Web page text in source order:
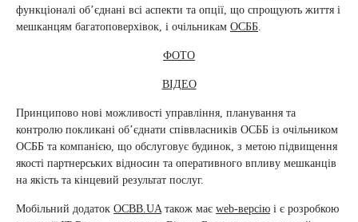
функціоналі об’єднані всі аспекти та опції, що спрощують життя і
мешканцям багатоповерхівок, і очільникам ОСББ.
ФОТО
ВІДЕО
Принципово нові можливості управління, планування та
контролю покликані об’єднати співвласників ОСББ із очільником
ОСББ та компанією, що обслуговує будинок, з метою підвищення
якості партнерських відносин та оперативного впливу мешканців
на якість та кінцевий результат послуг.
Мобільний додаток ОСBB.UAтакож має web-версію і є розробкою